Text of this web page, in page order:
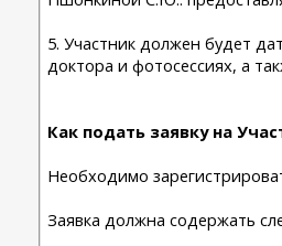
5. Участник должен будет
доктора и фотосессиях, а
Как подать заявку на
Необходимо
Заявка должна содержать